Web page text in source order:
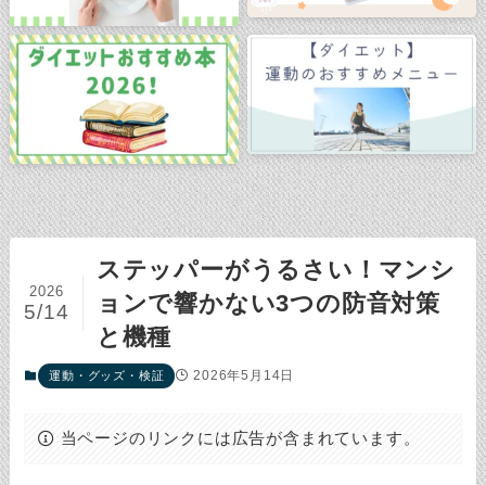
ステッパーがうるさい！マンシ
ョンで響かない3つの防音対策
と機種
2026
5/14
運動・グッズ・検証 2026年5月14日
当ページのリンクには広告が含まれています。